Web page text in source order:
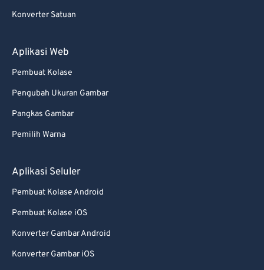
Konverter Satuan
Aplikasi Web
Pembuat Kolase
Pengubah Ukuran Gambar
Pangkas Gambar
Pemilih Warna
Aplikasi Seluler
Pembuat Kolase Android
Pembuat Kolase iOS
Konverter Gambar Android
Konverter Gambar iOS